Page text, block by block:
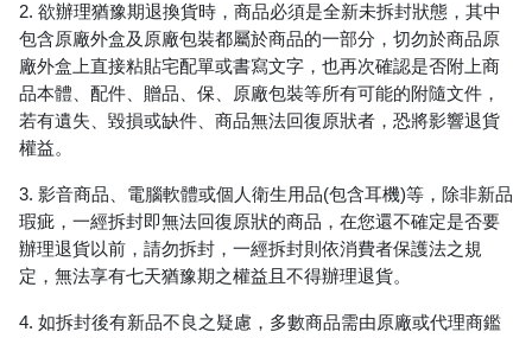
2. 欲辦理猶豫期退換貨時，商品必須是全新未拆封狀態，其中
包含原廠外盒及原廠包裝都屬於商品的一部分，切勿於商品原
廠外盒上直接粘貼宅配單或書寫文字，也再次確認是否附上商
品本體、配件、贈品、保、原廠包裝等所有可能的附隨文件，
若有遺失、毀損或缺件、商品無法回復原狀者，恐將影響退貨
權益。
3. 影音商品、電腦軟體或個人衛生用品(包含耳機)等，除非新品
瑕疵，一經拆封即無法回復原狀的商品，在您還不確定是否要
辦理退貨以前，請勿拆封，一經拆封則依消費者保護法之規
定，無法享有七天猶豫期之權益且不得辦理退貨。
4. 如拆封後有新品不良之疑慮，多數商品需由原廠或代理商鑑